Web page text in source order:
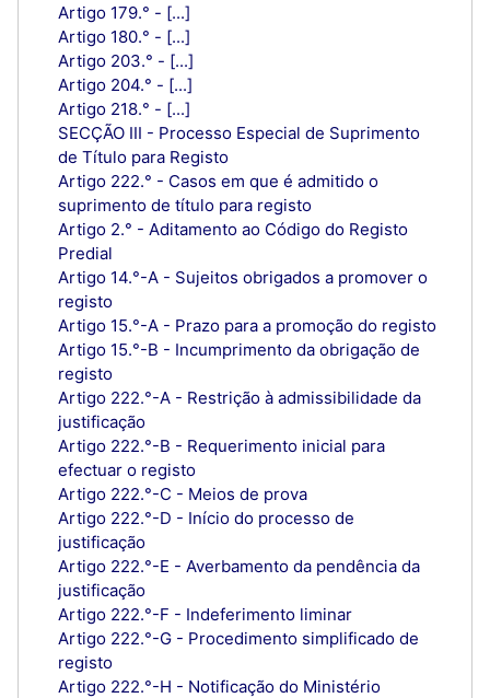
Artigo 179.° - [...]
Artigo 180.° - [...]
Artigo 203.° - [...]
Artigo 204.° - [...]
Artigo 218.° - [...]
SECÇÃO III - Processo Especial de Suprimento
de Título para Registo
Artigo 222.° - Casos em que é admitido o
suprimento de título para registo
Artigo 2.° - Aditamento ao Código do Registo
Predial
Artigo 14.°-A - Sujeitos obrigados a promover o
registo
Artigo 15.°-A - Prazo para a promoção do registo
Artigo 15.°-B - Incumprimento da obrigação de
registo
Artigo 222.°-A - Restrição à admissibilidade da
justificação
Artigo 222.°-B - Requerimento inicial para
efectuar o registo
Artigo 222.°-C - Meios de prova
Artigo 222.°-D - Início do processo de
justificação
Artigo 222.°-E - Averbamento da pendência da
justificação
Artigo 222.°-F - Indeferimento liminar
Artigo 222.°-G - Procedimento simplificado de
registo
Artigo 222.°-H - Notificação do Ministério